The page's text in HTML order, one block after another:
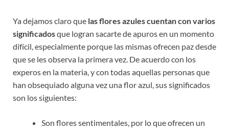
Ya dejamos claro que las flores azules cuentan con varios
significadosque logran sacarte de apuros en un momento
difícil, especialmente porque las mismas ofrecen paz desde
que se les observa la primera vez. De acuerdo con los
experos en la materia, y con todas aquellas personas que
han obsequiado alguna vez una flor azul, sus significados
son los siguientes:
Son flores sentimentales, por lo que ofrecen un